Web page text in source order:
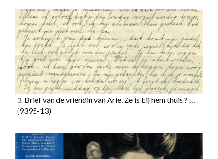
3. Brief van de vriendin van Arie. Ze is bij hem thuis ? …
(9395-13)